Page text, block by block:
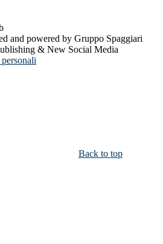
and powered by Gruppo Spaggiari
& New Social Media
Back to top